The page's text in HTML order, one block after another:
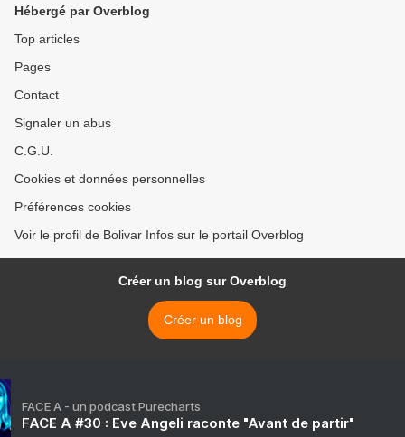
MESURES ECONOMIQUES
Hébergé par Overblog
Top articles
Pages
Contact
Signaler un abus
C.G.U.
Cookies et données personnelles
Préférences cookies
Voir le profil de Bolivar Infos sur le portail Overblog
Créer un blog sur Overblog
Créer un blog
FACE A - un podcast Purecharts
FACE A #30 : Eve Angeli raconte "Avant de partir"